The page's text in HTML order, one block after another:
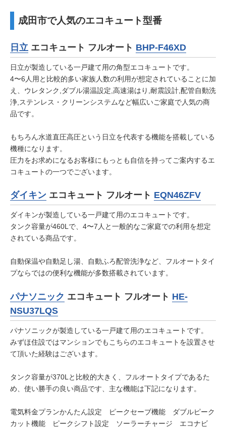
成田市で人気のエコキュート型番
日立 エコキュート フルオート BHP-F46XD
日立が製造している一戸建て用の角型エコキュートです。
4〜6人用と比較的多い家族人数の利用が想定されていることに加
え、ウレタンク,ダブル湯温設定,高速湯はり,耐震設計,配管自動洗
浄,ステンレス・クリーンシステムなど幅広いご家庭で人気の商
品です。
もちろん水道直圧高圧という日立を代表する機能を搭載している
機種になります。
圧力をお求めになるお客様にもっとも自信を持ってご案内するエ
コキュートの一つでございます。
ダイキン エコキュート フルオート EQN46ZFV
ダイキンが製造している一戸建て用のエコキュートです。
タンク容量が460Lで、4〜7人と一般的なご家庭での利用を想定
されている商品です。
自動保温や自動足し湯、自動ふろ配管洗浄など、フルオートタイ
プならではの便利な機能が多数搭載されています。
パナソニック エコキュート フルオート HE-
NSU37LQS
パナソニックが製造している一戸建て用のエコキュートです。
みずほ住設ではマンションでもこちらのエコキュートを設置させ
て頂いた経験はございます。
タンク容量が370Lと比較的大きく、フルオートタイプであるた
め、使い勝手の良い商品です、主な機能は下記になります。
電気料金プランかんたん設定 ピークセーブ機能 ダブルピーク
カット機能 ピークシフト設定 ソーラーチャージ エコナビ